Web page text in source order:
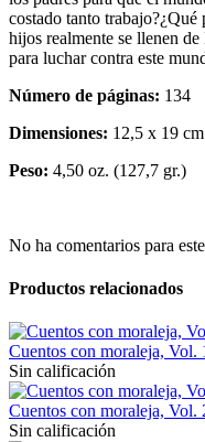
costado tanto trabajo?¿Qué
hijos realmente se llenen
para luchar contra este
Número de páginas: 134
Dimensiones: 12,5 x 19
Peso: 4,50 oz. (127,7 gr.)
No ha comentarios para
Productos relacionados
Cuentos con moraleja, Vol.
Sin calificación
Cuentos con moraleja, Vol.
Sin calificación